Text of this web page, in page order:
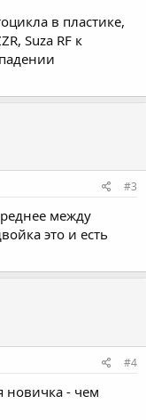
в пластике,
Suza RF к
#3
между
это и есть
#4
новичка - чем